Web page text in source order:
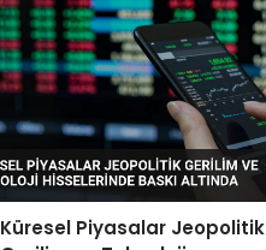
Küresel Piyasalar Jeopolitik